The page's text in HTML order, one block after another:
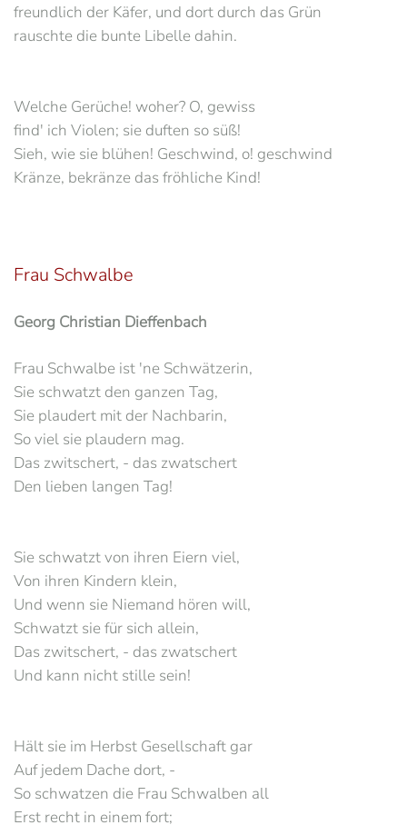
freundlich der Käfer, und dort durch das Grün
rauschte die bunte Libelle dahin.
Welche Gerüche! woher? O, gewiss
find' ich Violen; sie duften so süß!
Sieh, wie sie blühen! Geschwind, o! geschwind
Kränze, bekränze das fröhliche Kind!
Frau Schwalbe
Georg Christian Dieffenbach
Frau Schwalbe ist 'ne Schwätzerin,
Sie schwatzt den ganzen Tag,
Sie plaudert mit der Nachbarin,
So viel sie plaudern mag.
Das zwitschert, - das zwatschert
Den lieben langen Tag!
Sie schwatzt von ihren Eiern viel,
Von ihren Kindern klein,
Und wenn sie Niemand hören will,
Schwatzt sie für sich allein,
Das zwitschert, - das zwatschert
Und kann nicht stille sein!
Hält sie im Herbst Gesellschaft gar
Auf jedem Dache dort, -
So schwatzen die Frau Schwalben all
Erst recht in einem fort;